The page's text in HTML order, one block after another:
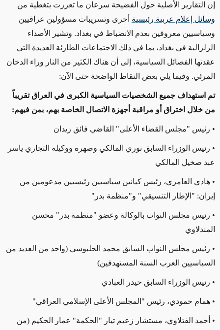
إن التقارير الأصلية حول الفضيحة سرعان ما تعززت بتغطية من
وسائل إعلام عربية رئيسية أخرى وتسريبات مسؤولين عراقيين
وسياسيين معروفين بعدم الانضباط في بغداد. وتشير الأصداء
الزلزالية في بغداد، بما في ذلك الاجتماعات الطارئة العديدة التي
عقدتها الفصائل السياسية، إلى أن هناك الكثير من النار وراء الدخان
المرئي. وفيما يلي بعض النقاط الواضحة حتى الآن:
تم استهداف جميع الشخصيات السياسية الكبرى في العراق تقريباً
من خلال اختراق أو مراقبة أجهزة الاتصال الخاصة بهم، بمن فيهم:
• رئيس "مجلس القضاء الأعلى" القاضي فائق زيدان
• رئيس الوزراء السابق نوري المالكي وصهره ووكيله التجاري ياسر
عبد صخيل المالكي
• هادي العامري، رئيس كيانين سياسيين رئيسيين مدعومين من
إيران: " الإطار التنسيقي" و"منظمة بدر"
• رئيس مجلس النواب بالوكالة وعضو "منظمة بدر" محسن
المندلاوي
• رئيس مجلس النواب السابق محمد الحلبوسي (واحد من العديد من
السياسيين العرب السنة المستهدفين)
• رئيس الوزراء السابق حيدر العبادي
• همام حمودي، رئيس "المجلس الأعلى الإسلامي العراقي"
• أحمد الفتلاوي، مستشار زعيم تيار "الحكمة" عمار الحكيم (من